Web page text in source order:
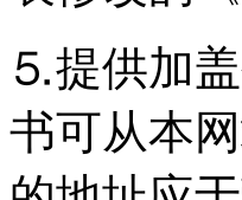
⒌提供加
书可从本